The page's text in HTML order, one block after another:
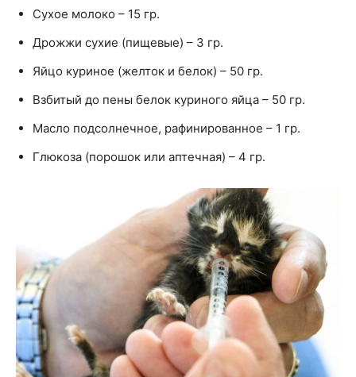
Сухое молоко – 15 гр.
Дрожжи сухие (пищевые) – 3 гр.
Яйцо куриное (желток и белок) – 50 гр.
Взбитый до пены белок куриного яйца – 50 гр.
Масло подсолнечное, рафинированное – 1 гр.
Глюкоза (порошок или аптечная) – 4 гр.